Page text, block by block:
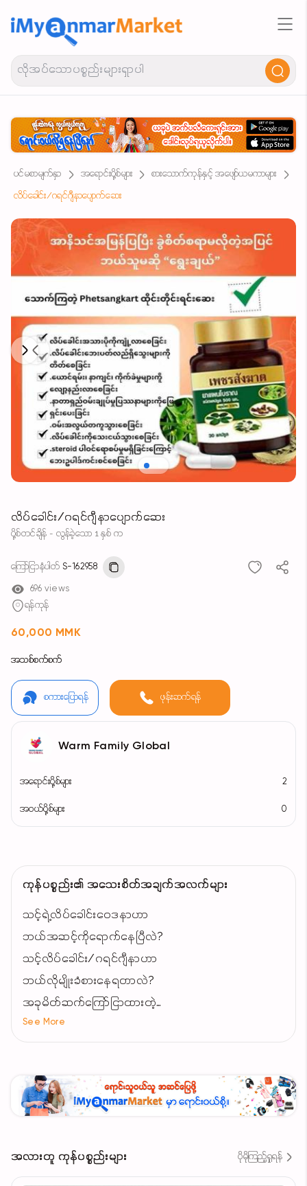
ပင်မစာမျက်နှာ အရောင်းပို့စ်များ
စားသောက်ကုန်နှင့် အဖျော်ယမကာများ
လိပ်ခေါင်း/ဂရင်ဂျီနာပျောက်ဆေး
Previous
Next
လိပ်ခေါင်း/ဂရင်ဂျီနာပျောက်ဆေး
ပို့စ်တင်ချိန် - လွန်ခဲ့သော 1 နှစ် က
ကြော်ငြာနံပါတ် S-162958
696 views
ရန်ကုန်
60,000 MMK
အသစ်စက်စက်
စကားပြောရန် ဖုန်းဆက်ရန်
Warm Family Global
အရောင်းပို့စ်များ 2
အဝယ်ပို့စ်များ 0
ကုန်ပစ္စည်း၏ အသေးစိတ်အချက်အလက်များ
သင့်ရဲ့လိပ်ခေါင်း‌ဝေဒနာဟာ
ဘယ်အဆင့်ကိုရောက်နေပြီလဲ?
သင့်လိပ်ခေါင်း/ဂရင်ဂျီနာဟာ
ဘယ်လိုမျိုးခံစားနေရတာလဲ?
အခုမိတ်ဆက်ကြော်ငြာထားတဲ့
အချက်တွေဟာ
ကိုက်ညီမှု့ ရှိနေပါသလား?
ဒါစိုဆိုရင်တော့ သင်ဟာ
ဒီဆေး၀ါးလေးကတော့
See More
အလားတူ ကုန်ပစ္စည်းများ ပိုမိုကြည့်ရှုရန်